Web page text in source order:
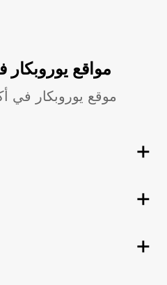
مواقع يوروبكار
موقع يوروبكار في